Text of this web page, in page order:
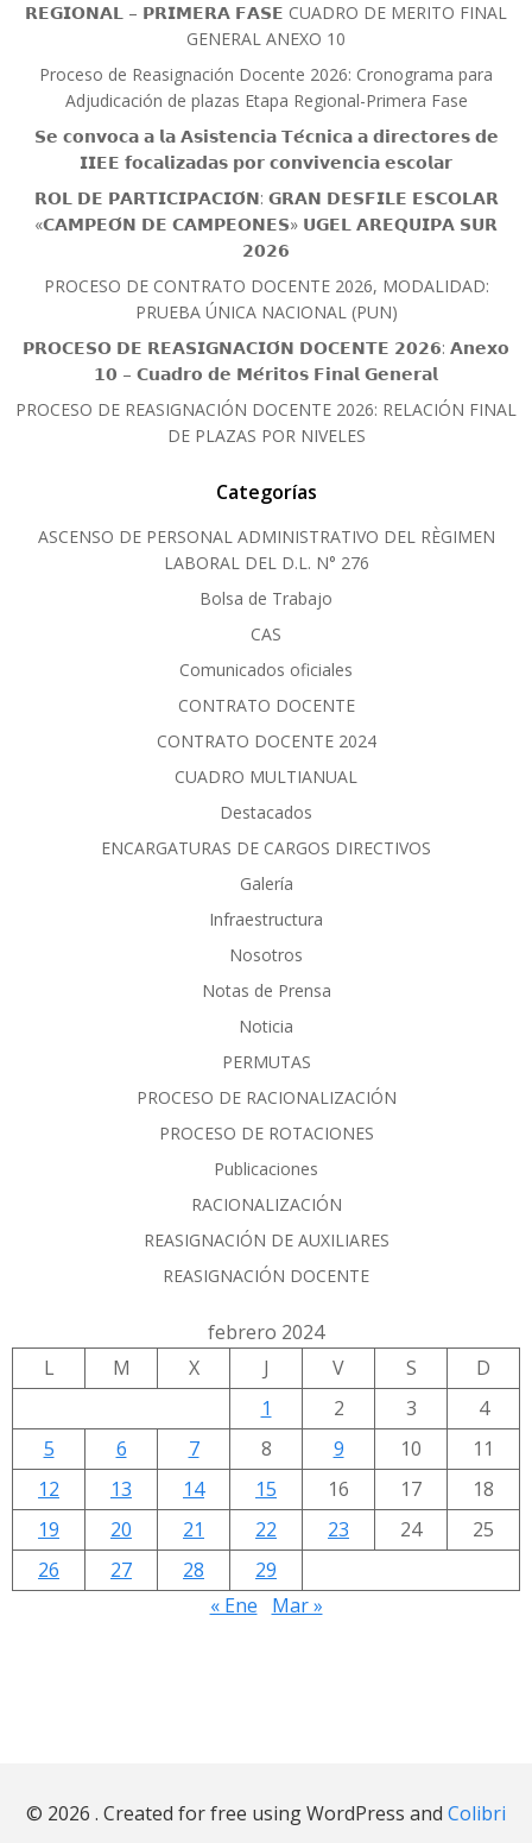
𝗥𝗘𝗚𝗜𝗢𝗡𝗔𝗟 – 𝗣𝗥𝗜𝗠𝗘𝗥𝗔 𝗙𝗔𝗦𝗘 CUADRO DE MERITO FINAL
GENERAL ANEXO 10
Proceso de Reasignación Docente 2026: Cronograma para
Adjudicación de plazas Etapa Regional-Primera Fase
𝗦𝗲 𝗰𝗼𝗻𝘃𝗼𝗰𝗮 𝗮 𝗹𝗮 𝗔𝘀𝗶𝘀𝘁𝗲𝗻𝗰𝗶𝗮 𝗧𝗲́𝗰𝗻𝗶𝗰𝗮 𝗮 𝗱𝗶𝗿𝗲𝗰𝘁𝗼𝗿𝗲𝘀 𝗱𝗲
𝗜𝗜𝗘𝗘 𝗳𝗼𝗰𝗮𝗹𝗶𝘇𝗮𝗱𝗮𝘀 𝗽𝗼𝗿 𝗰𝗼𝗻𝘃𝗶𝘃𝗲𝗻𝗰𝗶𝗮 𝗲𝘀𝗰𝗼𝗹𝗮𝗿
𝗥𝗢𝗟 𝗗𝗘 𝗣𝗔𝗥𝗧𝗜𝗖𝗜𝗣𝗔𝗖𝗜𝗢́𝗡: 𝗚𝗥𝗔𝗡 𝗗𝗘𝗦𝗙𝗜𝗟𝗘 𝗘𝗦𝗖𝗢𝗟𝗔𝗥
«𝗖𝗔𝗠𝗣𝗘𝗢́𝗡 𝗗𝗘 𝗖𝗔𝗠𝗣𝗘𝗢𝗡𝗘𝗦» 𝗨𝗚𝗘𝗟 𝗔𝗥𝗘𝗤𝗨𝗜𝗣𝗔 𝗦𝗨𝗥
𝟮𝟬𝟮𝟲
PROCESO DE CONTRATO DOCENTE 2026, MODALIDAD:
PRUEBA ÚNICA NACIONAL (PUN)
𝗣𝗥𝗢𝗖𝗘𝗦𝗢 𝗗𝗘 𝗥𝗘𝗔𝗦𝗜𝗚𝗡𝗔𝗖𝗜𝗢́𝗡 𝗗𝗢𝗖𝗘𝗡𝗧𝗘 𝟮𝟬𝟮𝟲: 𝗔𝗻𝗲𝘅𝗼
𝟭𝟬 – 𝗖𝘂𝗮𝗱𝗿𝗼 𝗱𝗲 𝗠𝗲́𝗿𝗶𝘁𝗼𝘀 𝗙𝗶𝗻𝗮𝗹 𝗚𝗲𝗻𝗲𝗿𝗮𝗹
PROCESO DE REASIGNACIÓN DOCENTE 2026: RELACIÓN FINAL
DE PLAZAS POR NIVELES
Categorías
ASCENSO DE PERSONAL ADMINISTRATIVO DEL RÈGIMEN
LABORAL DEL D.L. N° 276
Bolsa de Trabajo
CAS
Comunicados oficiales
CONTRATO DOCENTE
CONTRATO DOCENTE 2024
CUADRO MULTIANUAL
Destacados
ENCARGATURAS DE CARGOS DIRECTIVOS
Galería
Infraestructura
Nosotros
Notas de Prensa
Noticia
PERMUTAS
PROCESO DE RACIONALIZACIÓN
PROCESO DE ROTACIONES
Publicaciones
RACIONALIZACIÓN
REASIGNACIÓN DE AUXILIARES
REASIGNACIÓN DOCENTE
febrero 2024
L
M X J V S
D
1
2 3
4
5
6 7 8 9 10
11
12
13 14 15 16 17
18
19
20 21 22 23 24
25
26
27 28
29
« Ene
Mar »
© 2026 . Created for free using WordPress and Colibri